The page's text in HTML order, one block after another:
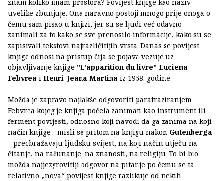
znam koliko imam prostora? Povijest knjige kao naziv
uvelike zbunjuje. Ona naravno postoji mnogo prije onoga o
čemu sam pisao u knjizi, jer su se ljudi već odavno
zanimali za to kako se sve prenosilo informacije, kako su se
zapisivali tekstovi najrazličitijih vrsta. Danas se povijest
knjige odnosi na pristup čija se pojava vezuje uz
objavljivanje knjige "L'apparition du livre" Luciena
Febvrea i Henri-Jeana Martina iz 1958. godine.
Možda je zapravo najlakše odgovoriti parafraziranjem
Febvrea kojeg je knjiga počela zanimati kao instrument ili
ferment povijesti, odnosno koji navodi da ga zanima na koji
način knjige - misli se pritom na knjigu nakon Gutenberga
– preobražavaju ljudsku svijest, na koji način utječu na
čitanje, na računanje, na znanosti, na religiju. To bi bio
možda najjezgrovitiji odgovor na pitanje po čemu se ta
relativno „nova“ povijest knjige razlikuje od nekih